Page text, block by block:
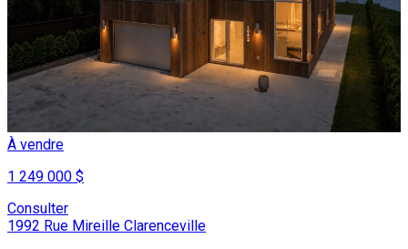
À vendre
1 249 000 $
Consulter
1992 Rue Mireille Clarenceville